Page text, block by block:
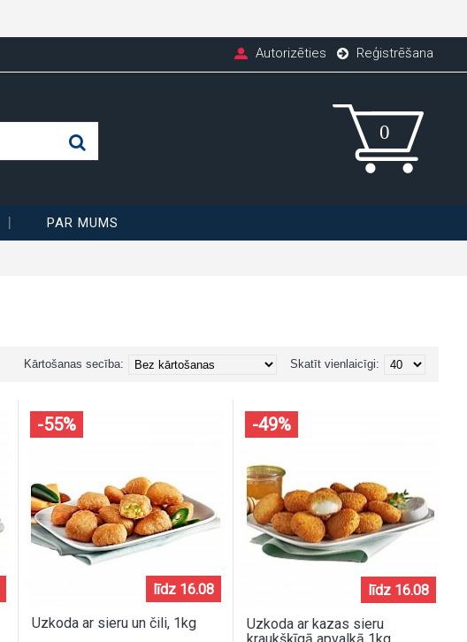
Autorizēties Reģistrēšana
PAR MUMS
Skatīt vienlaicīgi:
Kārtošanas secība:
līdz 16.08
-55%
Uzkoda ar sieru un čili, 1kg
līdz 16.08
-49%
Uzkoda ar kazas sieru
kraukšķīgā apvalkā 1kg